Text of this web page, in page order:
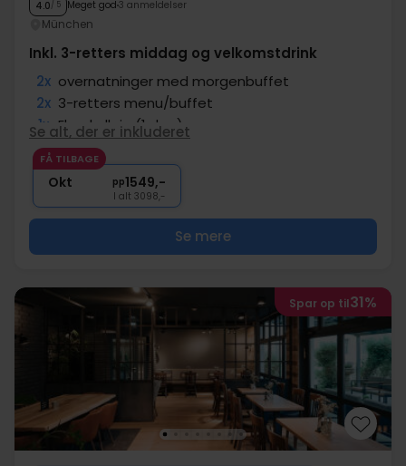
4.0/ 5 Meget god 3 anmeldelser
München
Inkl. 3-retters middag og velkomstdrink
2x overnatninger med morgenbuffet
2x 3-retters menu/buffet
1x El-cykelleje (1 dag)
1x 1 velkomstdrink
∞ Adgang til wellnessafdeling
Se alt, der er inkluderet
FÅ TILBAGE
Okt pp1549,-
I alt 3098,-
Se mere
Spar op til31%